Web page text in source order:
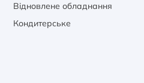
Відновлене обладнання
Кондитерське